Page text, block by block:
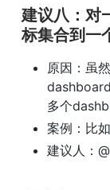
建议八：对
标集合到一
原因：虽
多个
案例：比
建议人：